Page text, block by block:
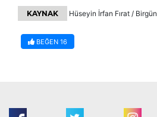
KAYNAK Hüseyin İrfan Fırat / Birgün
BEĞEN 16